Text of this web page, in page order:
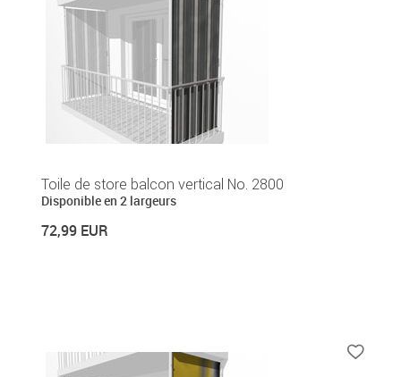
Toile de store balcon vertical No. 2800
Disponible en 2 largeurs
72,99 EUR